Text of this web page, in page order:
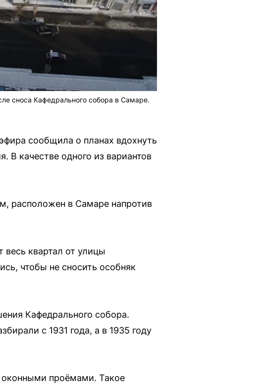
сноса Кафедрального собора в Самаре.
сообщила о планах вдохнуть
В качестве одного из вариантов
расположен в Самаре напротив
весь квартал от улицы
чтобы не сносить особняк
Кафедрального собора.
с 1931 года, а в 1935 году
оконными проёмами. Такое